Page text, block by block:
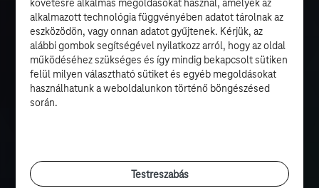
követésre alkalmas megoldásokat használ, amelyek az
alkalmazott technológia függvényében adatot tárolnak az
eszközödön, vagy onnan adatot gyűjtenek. Kérjük, az
alábbi gombok segítségével nyilatkozz arról, hogy az oldal
működéséhez szükséges és így mindig bekapcsolt sütiken
felül milyen választható sütiket és egyéb megoldásokat
használhatunk a weboldalunkon történő böngészésed
során.
Testreszabás